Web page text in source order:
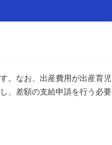
。なお、出産費用が出産育児
、差額の支給申請を行う必要